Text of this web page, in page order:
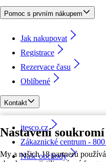
Nastavení
My a našich 18 partnerů
Pomoc s prvním nákupem
Jak nakupovat
Registrace
Rezervace času
Oblíbené
Kontakt
itesco.cz
Zákaznické centrum -
Naše obchody